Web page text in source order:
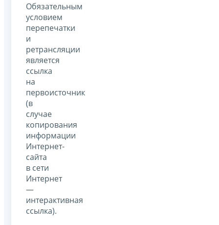
Обязательным
условием
перепечатки
и
ретрансляции
является
ссылка
на
первоисточник
(в
случае
копирования
информации
Интернет-
сайта
в сети
Интернет
—
интерактивная
ссылка).